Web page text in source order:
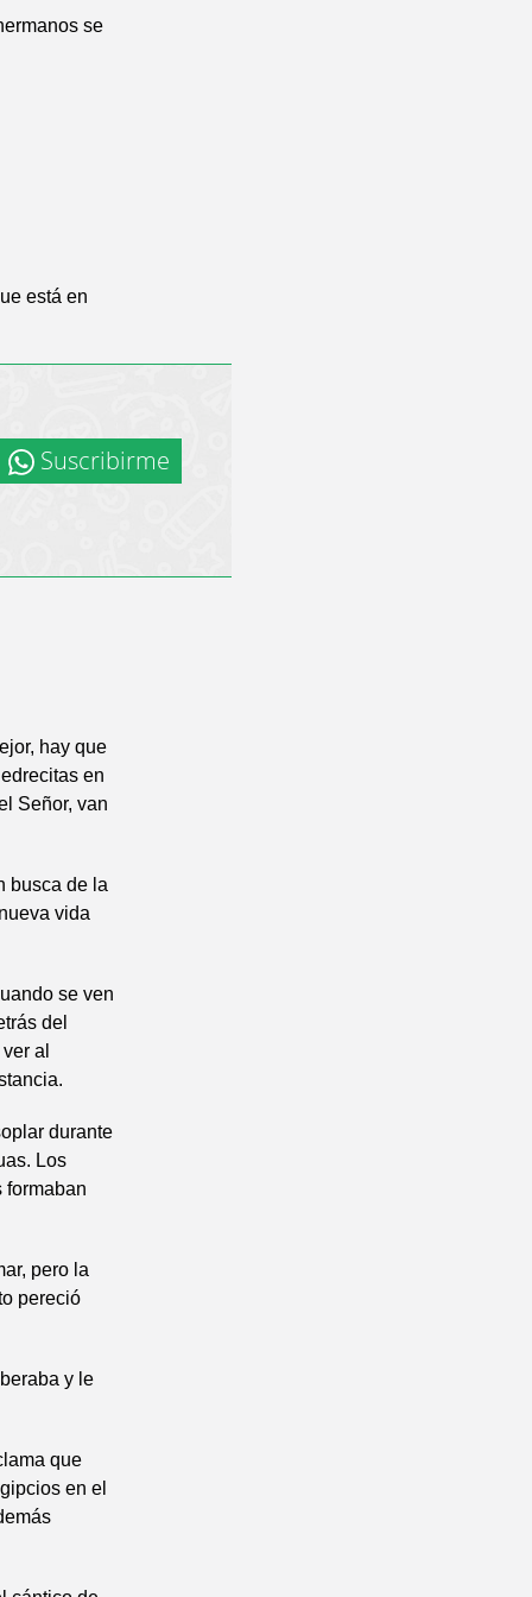
se
está en
Suscribirme
hay que
en
Señor, van
busca de la
vida
se ven
del
al
durante
Los
formaban
pero la
pereció
y le
que
en el